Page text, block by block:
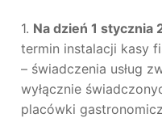
1. Na dzień 1 stycznia
termin instalacji kasy
– świadczenia usług
wyłącznie
placówki